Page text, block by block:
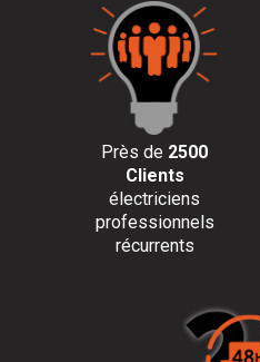
Près de 2500
Clients
électriciens
professionnels
récurrents